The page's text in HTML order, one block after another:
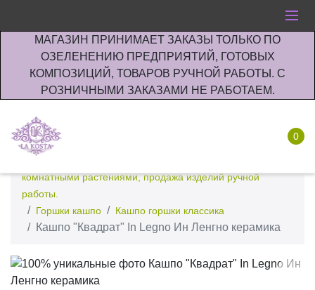
МАГАЗИН ПРИНИМАЕТ ЗАКАЗЫ ТОЛЬКО ПО
ОЗЕЛЕНЕНИЮ ПРЕДПРИЯТИЙ, ГОТОВЫХ
КОМПОЗИЦИЙ, ТОВАРОВ РУЧНОЙ РАБОТЫ. С
РОЗНИЧНЫМИ ЗАКАЗАМИ НЕ РАБОТАЕМ.
0
комнатными растениями, продажа изделий ручной
работы.
Горшки кашпо
Кашпо горшки классика
Кашпо "Квадрат" In Legno Ин Ленгно керамика